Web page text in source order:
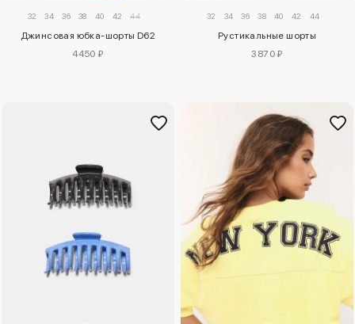
32 34 36 38 40 42 44
Джинсовая юбка-шорты D62
4450 ₽
32 34 36 38 40 42 44
Рустикальные шорты
3870 ₽